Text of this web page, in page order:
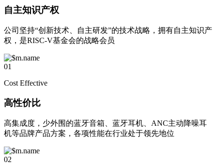
自主知识产权
公司坚持“创新技术、自主研发”的技术战略，拥有自主知识产
权，是RISC-V基金会的战略会员
01
Cost Effective
高性价比
高集成度，少外围的蓝牙音箱、蓝牙耳机、ANC主动降噪耳
机等品牌产品方案，各项性能在行业处于领先地位
02